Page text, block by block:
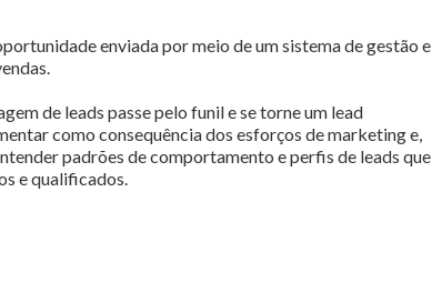
enviada por meio de um sistema de gestão e
de leads passe pelo funil e se torne um lead
como consequência dos esforços de marketing e,
padrões de comportamento e perfis de leads que
e qualificados.